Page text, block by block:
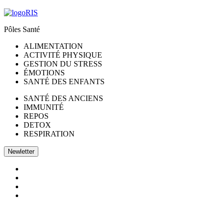
Pôles Santé
ALIMENTATION
ACTIVITÉ PHYSIQUE
GESTION DU STRESS
ÉMOTIONS
SANTÉ DES ENFANTS
SANTÉ DES ANCIENS
IMMUNITÉ
REPOS
DETOX
RESPIRATION
Newletter